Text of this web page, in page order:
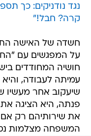
נגד נודניקים: כך
קרה? חבל!"
חשדה של האישה
על המפגשים עם
חושיה המחודדים
עמיתה לעבודה,
שיעקוב אחר מעשיו
פנתה, היא הציגה
את שירותיהם רק אם
המשפחה מצלמות